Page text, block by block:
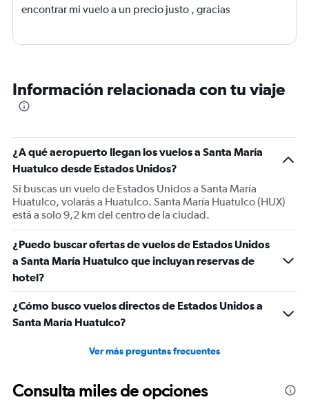
encontrar mi vuelo a un precio justo , gracias
Información relacionada con tu viaje
¿A qué aeropuerto llegan los vuelos a Santa María
Huatulco desde Estados Unidos?
Si buscas un vuelo de Estados Unidos a Santa María
Huatulco, volarás a Huatulco. Santa María Huatulco (HUX)
está a solo 9,2 km del centro de la ciudad.
¿Puedo buscar ofertas de vuelos de Estados Unidos
a Santa María Huatulco que incluyan reservas de
hotel?
¿Cómo busco vuelos directos de Estados Unidos a
Santa María Huatulco?
Ver más preguntas frecuentes
Consulta miles de opciones